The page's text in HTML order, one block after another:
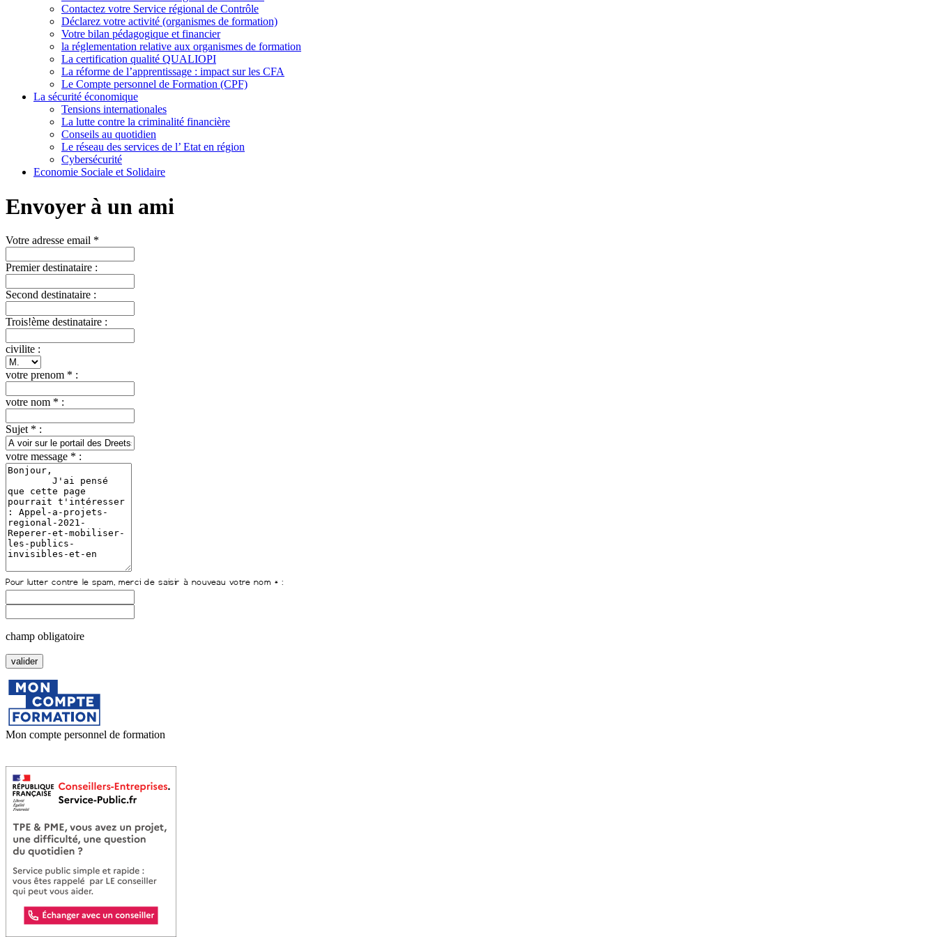
Contactez votre Service régional de Contrôle
Déclarez votre activité (organismes de formation)
Votre bilan pédagogique et financier
la réglementation relative aux organismes de formation
La certification qualité QUALIOPI
La réforme de l’apprentissage : impact sur les CFA
Le Compte personnel de Formation (CPF)
La sécurité économique
Tensions internationales
La lutte contre la criminalité financière
Conseils au quotidien
Le réseau des services de l’ Etat en région
Cybersécurité
Economie Sociale et Solidaire
Envoyer à un ami
Votre adresse email *
Premier destinataire :
Second destinataire :
Trois!ème destinataire :
civilite :
votre prenom * :
votre nom * :
Sujet * :
votre message * :
champ obligatoire
Mon compte personnel de formation